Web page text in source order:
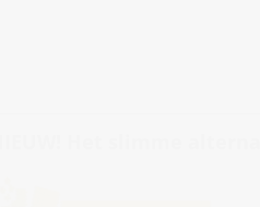
NIEUW! Het slimme